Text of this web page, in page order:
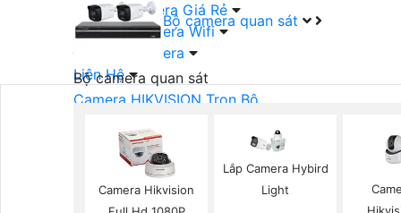
Bộ camera quan sát
Bộ camera quan sát
Camera HIKVISION Trọn Bộ
Camera DAHUA Trọn Bộ
Camera giá Rẻ Trọn Bộ
Bộ Camera Nên Dùng
Bộ Camera Có Màu Ban Đêm
Lắp Bộ Camera Giá Rẻ
Lắp Đặt Camera Wifi
Đầu Ghi Camera
Liên Hệ
Camera Hikvision
Lắp Camera Hybird
Light